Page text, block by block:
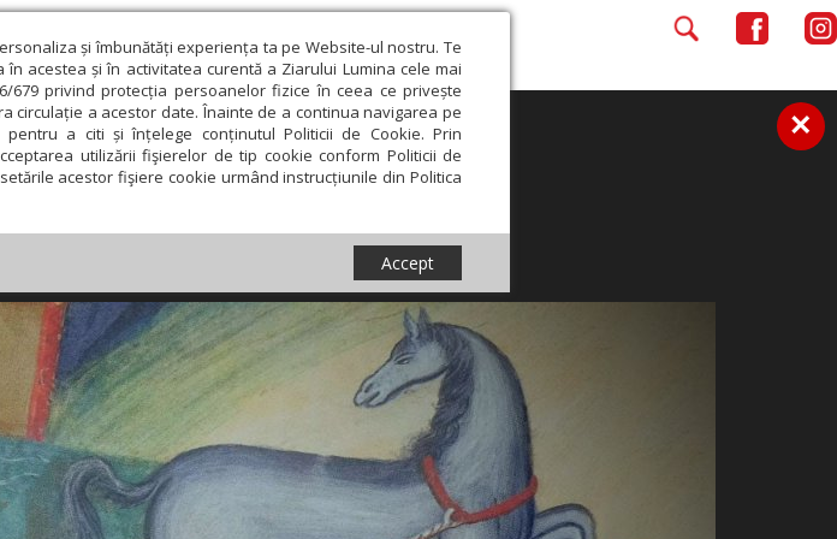
și îmbunătăți experiența ta pe Website-ul nostru. Te
acestea și în activitatea curentă a Ziarului Lumina cele mai
679 privind protecția persoanelor fizice în ceea ce privește
circulație a acestor date. Înainte de a continua navigarea pe
a citi și înțelege conținutul Politicii de Cookie. Prin
utilizării fişierelor de tip cookie conform Politicii de
acestor fişiere cookie urmând instrucțiunile din Politica
Accept
×